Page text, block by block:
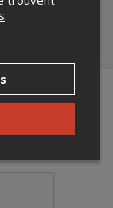
pas un
.